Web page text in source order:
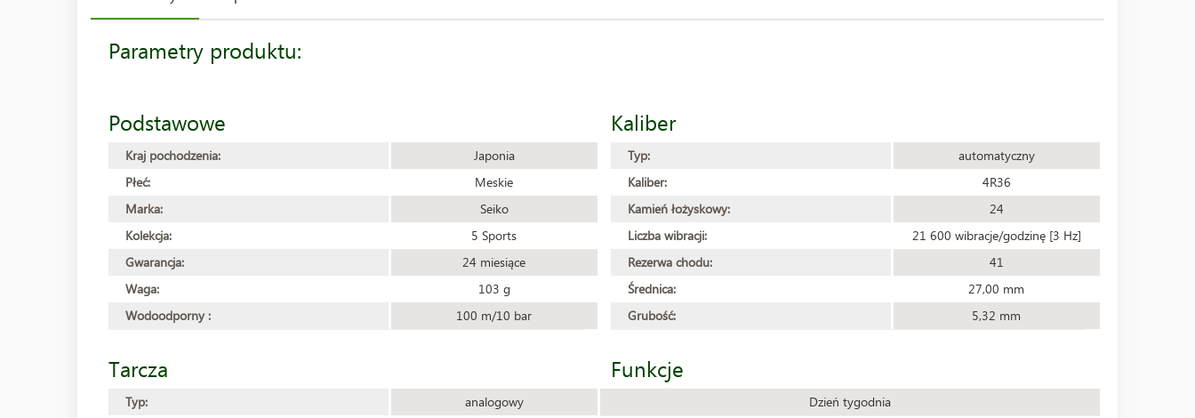
Parametry produktu:
Podstawowe
Kraj pochodzenia:
Japonia
Płeć:
Meskie
Marka:
Seiko
Kolekcja:
5 Sports
Gwarancja:
24 miesiące
Waga:
103 g
Wodoodporny :
100 m/10 bar
Tarcza
Typ:
analogowy
Kaliber
Typ:
automatyczny
Kaliber:
4R36
Kamień łożyskowy:
24
Liczba wibracji:
21 600 wibracje/godzinę [3 Hz]
Rezerwa chodu:
41
Średnica:
27,00 mm
Grubość:
5,32 mm
Funkcje
Dzień tygodnia